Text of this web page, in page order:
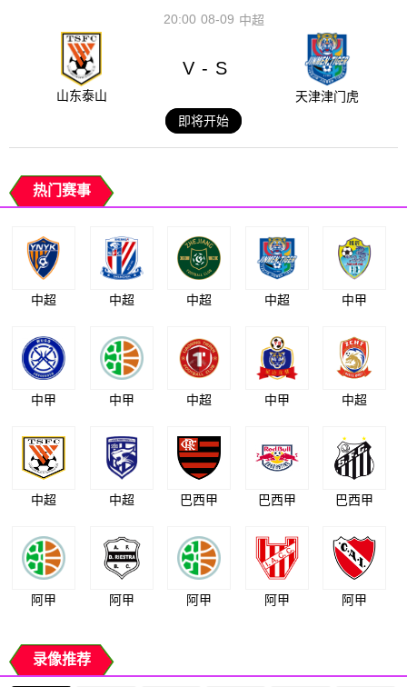
08-09
20:00 中超
山东泰山
V - S
天津津门虎
即将开始
热门赛事
中超 中超 中超 中超 中甲
中甲 中甲 中超 中甲 中超
中超 中超 巴西甲 巴西甲 巴西甲
阿甲 阿甲 阿甲 阿甲 阿甲
录像推荐